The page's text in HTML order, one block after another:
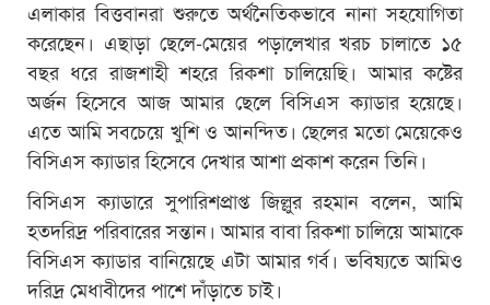
এলাকার বিত্তবানরা শুরুতে অর্থনৈতিকভাবে নানা সহযোগিতা
করেছেন। এছাড়া ছেলে-মেয়ের পড়ালেখার খরচ চালাতে ১৫
বছর ধরে রাজশাহী শহরে রিকশা চালিয়েছি। আমার কষ্টের
অর্জন হিসেবে আজ আমার ছেলে বিসিএস ক্যাডার হয়েছে।
এতে আমি সবচেয়ে খুশি ও আনন্দিত। ছেলের মতো মেয়েকেও
বিসিএস ক্যাডার হিসেবে দেখার আশা প্রকাশ করেন তিনি।
বিসিএস ক্যাডারে সুপারিশপ্রাপ্ত জিল্লুর রহমান বলেন, আমি
হতদরিদ্র পরিবারের সন্তান। আমার বাবা রিকশা চালিয়ে আমাকে
বিসিএস ক্যাডার বানিয়েছে এটা আমার গর্ব। ভবিষ্যতে আমিও
দরিদ্র মেধাবীদের পাশে দাঁড়াতে চাই।